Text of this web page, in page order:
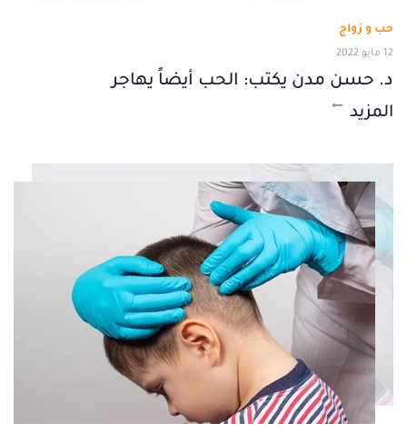
حب و زواج
12 مايو 2022
د. حسن مدن يكتب: الحب أيضاً يهاجر
المزيد